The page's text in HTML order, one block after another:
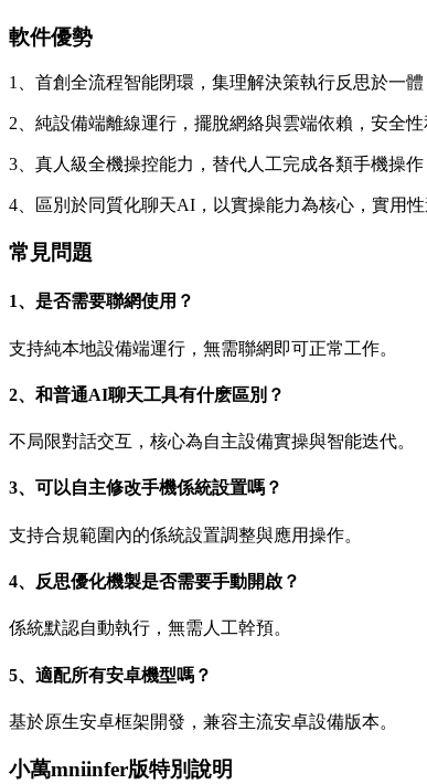
軟件優勢
1、首創全流程智能閉環，集理解決策執行反思於一體
2、純設備端離線運行，擺脫網絡與雲端依賴，安全性
3、真人級全機操控能力，替代人工完成各類手機操作
4、區別於同質化聊天AI，以實操能力為核心，實用性
常見問題
1、是否需要聯網使用？
支持純本地設備端運行，無需聯網即可正常工作。
2、和普通AI聊天工具有什麽區別？
不局限對話交互，核心為自主設備實操與智能迭代。
3、可以自主修改手機係統設置嗎？
支持合規範圍內的係統設置調整與應用操作。
4、反思優化機製是否需要手動開啟？
係統默認自動執行，無需人工幹預。
5、適配所有安卓機型嗎？
基於原生安卓框架開發，兼容主流安卓設備版本。
小萬mniinfer版特別說明